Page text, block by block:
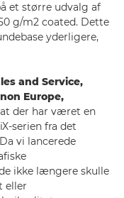
et større udvalg af
g/m2 coated. Dette
yderligere,
and Service,
Europe,
der har været en
serien fra det
vi lancerede
ikke længere skulle
eller